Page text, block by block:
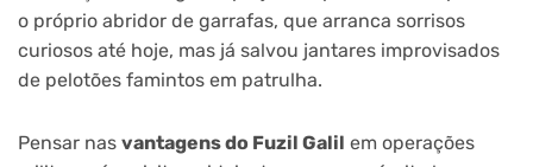
o próprio abridor de garrafas, que arranca sorrisos
curiosos até hoje, mas já salvou jantares improvisados
de pelotões famintos em patrulha.
Pensar nas vantagens do Fuzil Galil em operações